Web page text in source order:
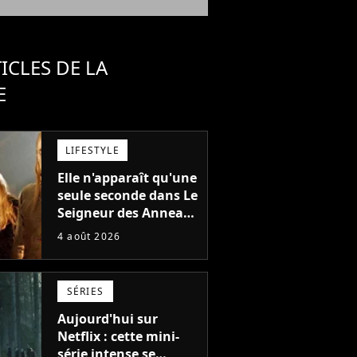
DE LA
LIFESTYLE
Elle n'apparaît qu'une
seule seconde dans Le
Seigneur des Anneaux
: avez-vous reconnu
cinéma dans la saga ?
4 août 2026
SÉRIES
Aujourd'hui sur
Netflix : cette mini-